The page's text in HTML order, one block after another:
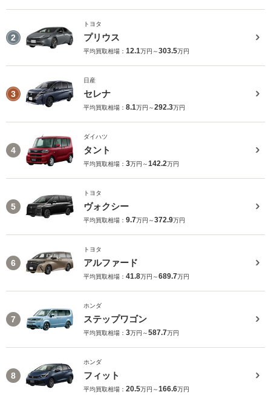
2
トヨタ
プリウス
平均買取相場： 12.1万円～303.5万円
3
日産
セレナ
平均買取相場： 8.1万円～292.3万円
4
ダイハツ
タント
平均買取相場： 3万円～142.2万円
5
トヨタ
ヴォクシー
平均買取相場： 9.7万円～372.9万円
6
トヨタ
アルファード
平均買取相場： 41.8万円～689.7万円
7
ホンダ
ステップワゴン
平均買取相場： 3万円～587.7万円
8
ホンダ
フィット
平均買取相場： 20.5万円～166.6万円